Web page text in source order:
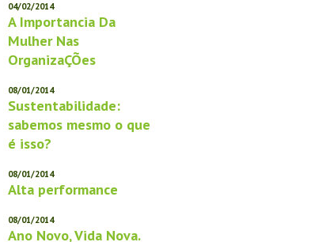
04/02/2014
A Importancia Da
Mulher Nas
OrganizaÇÕes
08/01/2014
Sustentabilidade:
sabemos mesmo o que
é isso?
08/01/2014
Alta performance
08/01/2014
Ano Novo, Vida Nova.